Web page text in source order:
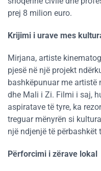
prej 8 milion euro.
Krijimi i urave mes
Mirjana, artiste
pjesë në një projekt
bashkëpunuar me artistë
dhe Mali i Zi. Filmi i saj,
aspiratave të tyre, ka
treguar mënyrën si
një ndjenjë të përbashkët
Përforcimi i zërave lokal